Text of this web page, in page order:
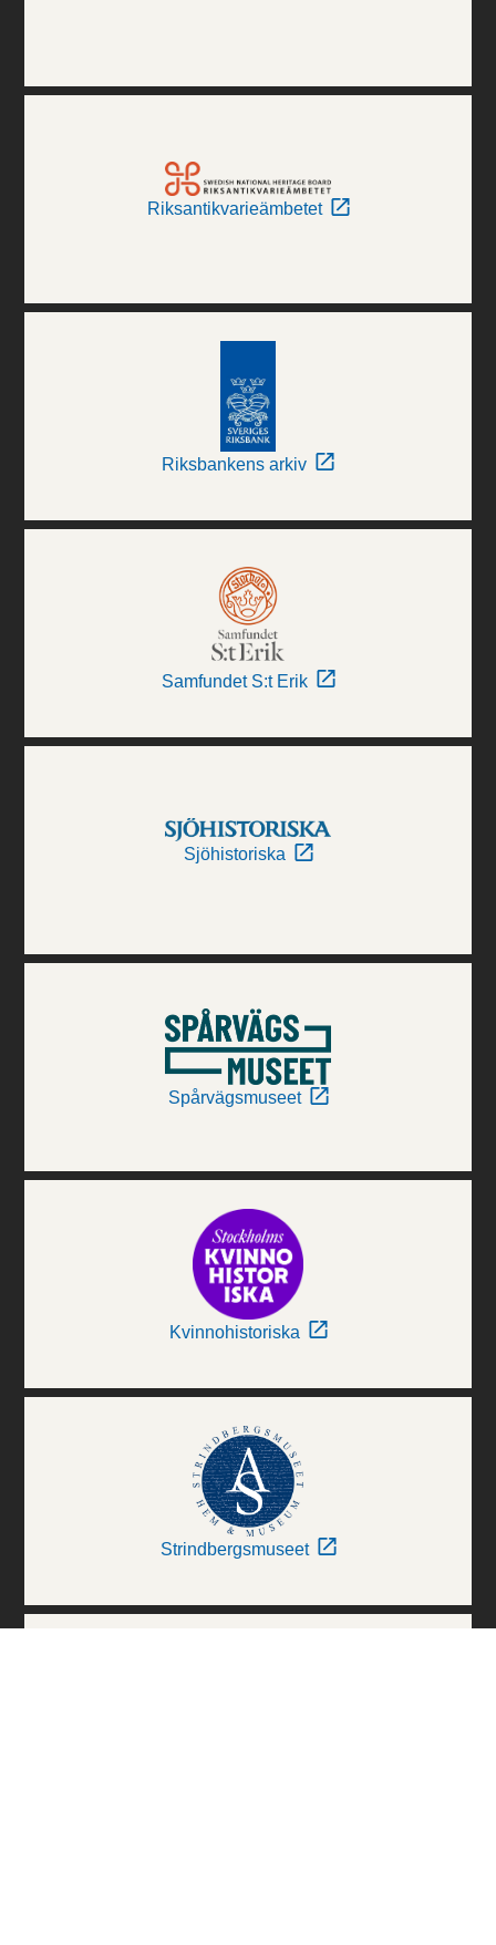
Riksantikvarieämbetet
Riksbankens arkiv
Samfundet S:t Erik
Sjöhistoriska
Spårvägsmuseet
Kvinnohistoriska
Strindbergsmuseet